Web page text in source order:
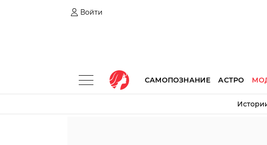
Войти
САМОПОЗНАНИЕ АСТРО